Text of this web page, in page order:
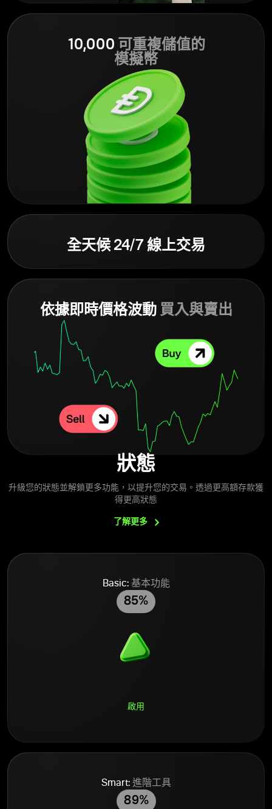
10,000 可重複儲值的
模擬幣
全天候 24/7 線上交易
依據即時價格波動買入與賣出
狀態
升級您的狀態並解鎖更多功能，以提升您的交易。透過更高額存款獲
得更高狀態
了解更多
Basic:基本功能
85%
啟用
Smart:進階工具
89%